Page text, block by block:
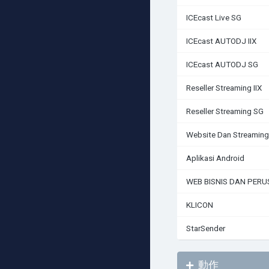
ICEcast Live SG
ICEcast AUTODJ IIX
ICEcast AUTODJ SG
Reseller Streaming IIX
Reseller Streaming SG
Website Dan Streaming
Aplikasi Android
WEB BISNIS DAN
KLICON
StarSender
動作